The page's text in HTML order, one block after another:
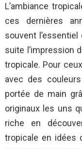
L’ambiance
ces dernières
souvent
suite l’impression
tropicale. Pour
avec des
portée de main
originaux les uns
riche en
tropicale en idées